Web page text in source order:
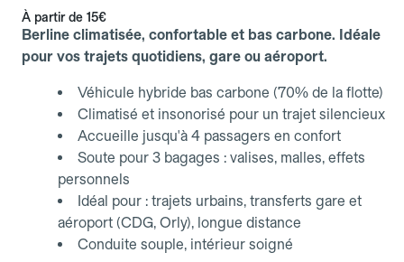
À partir de 15€
Berline climatisée, confortable et bas carbone. Idéale
pour vos trajets quotidiens, gare ou aéroport.
Véhicule hybride bas carbone (70% de la flotte)
Climatisé et insonorisé pour un trajet silencieux
Accueille jusqu'à 4 passagers en confort
Soute pour 3 bagages : valises, malles, effets
personnels
Idéal pour : trajets urbains, transferts gare et
aéroport (CDG, Orly), longue distance
Conduite souple, intérieur soigné